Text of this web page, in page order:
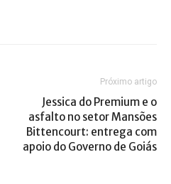
Próximo artigo
Jessica do Premium e o
asfalto no setor Mansões
Bittencourt: entrega com
apoio do Governo de Goiás